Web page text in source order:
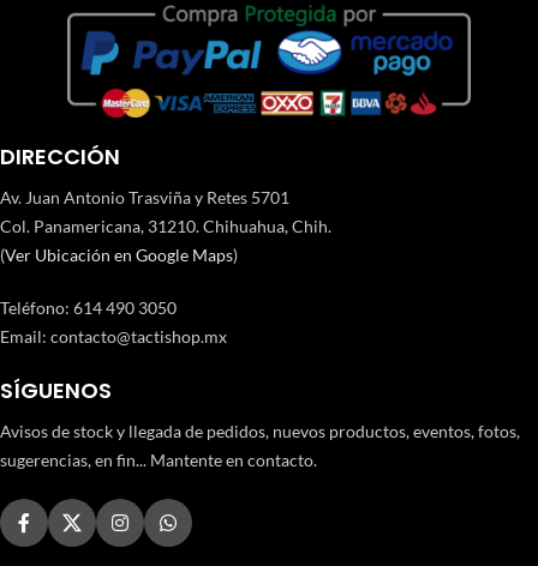
DIRECCIÓN
Av. Juan Antonio Trasviña y Retes 5701
Col. Panamericana, 31210. Chihuahua, Chih.
(Ver Ubicación en Google Maps)
Teléfono: 614 490 3050
Email: contacto@tactishop.mx
SÍGUENOS
Avisos de stock y llegada de pedidos, nuevos productos, eventos, fotos,
sugerencias, en fin... Mantente en contacto.